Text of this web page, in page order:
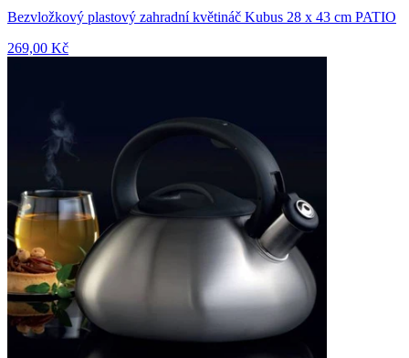
Bezvložkový plastový zahradní květináč Kubus 28 x 43 cm PATIO
269,00 Kč